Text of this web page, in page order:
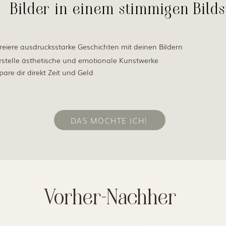
Bilder in einem stimmigen
ausdrucksstarke Geschichten mit deinen Bildern
ästhetische und emotionale Kunstwerke
dir direkt Zeit und Geld
DAS MÖCHTE ICH!
Vorher-Nachher